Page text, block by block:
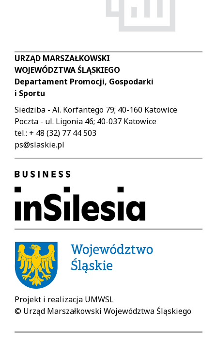
URZĄD MARSZAŁKOWSKI
WOJEWÓDZTWA ŚLĄSKIEGO
Departament Promocji, Gospodarki
i Sportu
Siedziba - Al. Korfantego 79; 40-160 Katowice
Poczta - ul. Ligonia 46; 40-037 Katowice
tel.: + 48 (32) 77 44 503
ps@slaskie.pl
Projekt i realizacja UMWSL
© Urząd Marszałkowski Województwa Śląskiego